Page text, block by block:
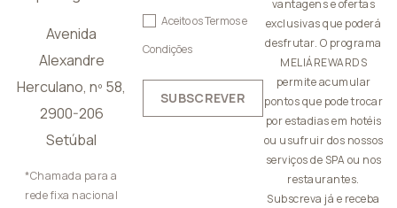
Avenida
Alexandre
Herculano, nº 58,
2900-206
Setúbal
*Chamada para a
rede fixa nacional
Aceito osTermos e
Condições
SUBSCREVER
vantagens e ofertas
exclusivas que poderá
desfrutar. O programa
MELIÁREWARDS
permite acumular
pontos que pode trocar
por estadias em hotéis
ou usufruir dos nossos
serviços de SPA ou nos
restaurantes.
Subscreva já e receba